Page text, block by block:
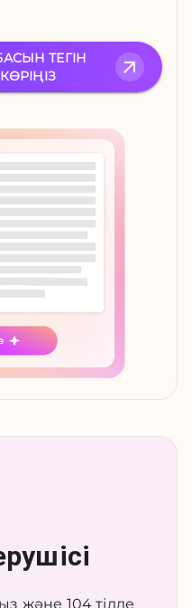
ТЕГІН
және 104 тілде